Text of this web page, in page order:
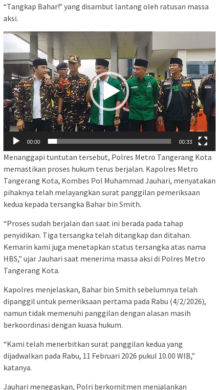
“Tangkap Bahar!” yang disambut lantang oleh ratusan massa
aksi.
Pemutar
00:00 00:33
Menanggapi tuntutan tersebut, Polres Metro Tangerang Kota
memastikan proses hukum terus berjalan. Kapolres Metro
Tangerang Kota, Kombes Pol Muhammad Jauhari, menyatakan
pihaknya telah melayangkan surat panggilan pemeriksaan
kedua kepada tersangka Bahar bin Smith.
“Proses sudah berjalan dan saat ini berada pada tahap
penyidikan. Tiga tersangka telah ditangkap dan ditahan.
Kemarin kami juga menetapkan status tersangka atas nama
HBS,” ujar Jauhari saat menerima massa aksi di Polres Metro
Tangerang Kota.
Kapolres menjelaskan, Bahar bin Smith sebelumnya telah
dipanggil untuk pemeriksaan pertama pada Rabu (4/2/2026),
namun tidak memenuhi panggilan dengan alasan masih
berkoordinasi dengan kuasa hukum.
“Kami telah menerbitkan surat panggilan kedua yang
dijadwalkan pada Rabu, 11 Februari 2026 pukul 10.00 WIB,”
katanya.
Jauhari menegaskan, Polri berkomitmen menjalankan